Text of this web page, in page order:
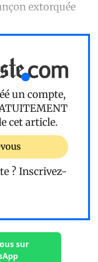
extorquée
un compte,
cet article.
? Inscrivez-
sur